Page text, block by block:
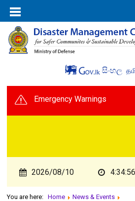
සිංහල
Emergency Warnings
2026/08/10 4:34:56
You are here: Home
News & Events